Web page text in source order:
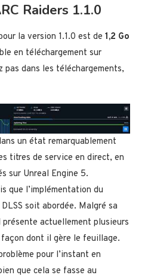
Raiders 1.1.0
la version 1.1.0 est de 1,2 Go
en téléchargement sur
pas dans les téléchargements,
un état remarquablement
titres de service en direct, en
sur Unreal Engine 5.
que l’implémentation du
soit abordée. Malgré sa
actuellement plusieurs
dont il gère le feuillage.
pour l’instant en
que cela se fasse au